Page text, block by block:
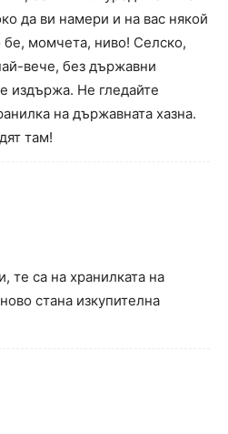
да ви намери и на вас някой
момчета, ниво! Селско,
вече, без държавни
издържа. Не гледайте
на държавната хазна.
там!
те са на хранилката на
стана изкупителна